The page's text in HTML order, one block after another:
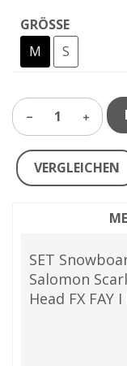
GRÖSSE
M
S
1
VERGLEICHEN
SET
Salomon
Head FX FAY I